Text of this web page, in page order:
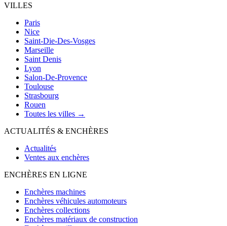
VILLES
Paris
Nice
Saint-Die-Des-Vosges
Marseille
Saint Denis
Lyon
Salon-De-Provence
Toulouse
Strasbourg
Rouen
Toutes les villes →
ACTUALITÉS & ENCHÈRES
Actualités
Ventes aux enchères
ENCHÈRES EN LIGNE
Enchères machines
Enchères véhicules automoteurs
Enchères collections
Enchères matériaux de construction